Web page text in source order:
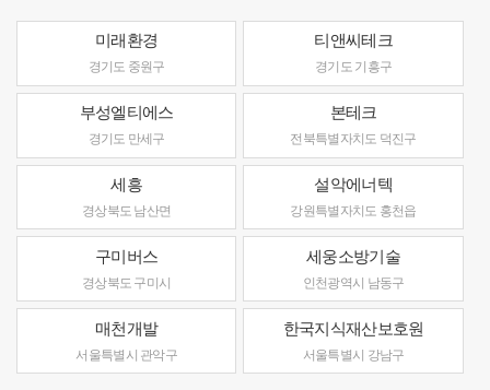
미래환경
경기도 중원구
티앤씨테크
경기도 기흥구
부성엘티에스
경기도 만세구
본테크
전북특별자치도 덕진구
세흥
경상북도 남산면
설악에너텍
강원특별자치도 홍천읍
구미버스
경상북도 구미시
세웅소방기술
인천광역시 남동구
매천개발
서울특별시 관악구
한국지식재산보호원
서울특별시 강남구